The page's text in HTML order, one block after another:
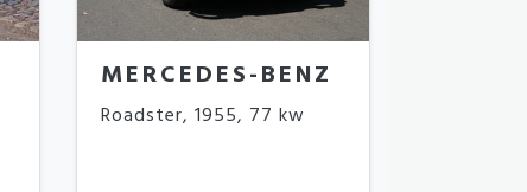
MERCEDES-BENZ
Roadster,1955, 77 kw